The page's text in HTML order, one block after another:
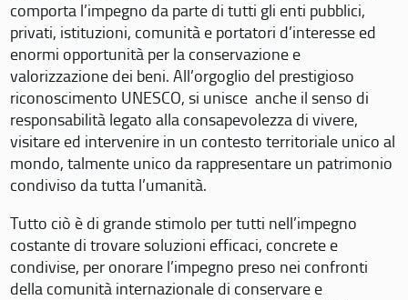
comporta l’impegno da parte di tutti gli enti pubblici,
privati, istituzioni, comunità e portatori d’interesse ed
enormi opportunità per la conservazione e
valorizzazione dei beni. All’orgoglio del prestigioso
riconoscimento UNESCO, si unisce anche il senso di
responsabilità legato alla consapevolezza di vivere,
visitare ed intervenire in un contesto territoriale unico al
mondo, talmente unico da rappresentare un patrimonio
condiviso da tutta l’umanità.
Tutto ciò è di grande stimolo per tutti nell’impegno
costante di trovare soluzioni efficaci, concrete e
condivise, per onorare l’impegno preso nei confronti
della comunità internazionale di conservare e